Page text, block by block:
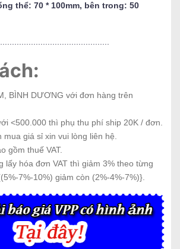
thể: 70 * 100mm, bên trong: 50
BÌNH DƯƠNG với đơn hàng trên
<500.000 thì phụ thu phí ship 20K / đơn.
giá sỉ xin vui lòng liên hệ.
gồm thuế VAT.
lấy hóa đơn VAT thì giảm 3% theo từng
7%-10%) giảm còn (2%-4%-7%)}.